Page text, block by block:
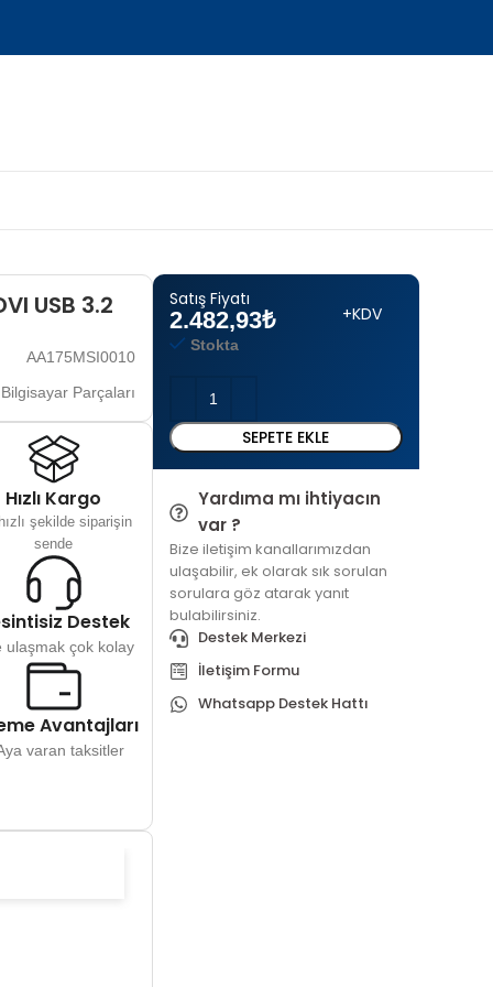
USB 3.2
AA175MSI0010
Bilgisayar Parçaları
Hızlı Kargo
şekilde siparişin
sende
Destek
ulaşmak çok kolay
Avantajları
varan taksitler
Satış Fiyatı
2.482,93₺ +KDV
Stokta
SEPETE EKLE
Yardıma mı ihtiyacın
var ?
Bize iletişim kanallarımızdan
ulaşabilir, ek olarak sık sorulan
sorulara göz atarak yanıt
bulabilirsiniz.
Destek Merkezi
İletişim Formu
Whatsapp Destek Hattı